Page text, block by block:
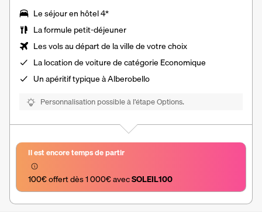
Le séjour en hôtel 4*
La formule petit-déjeuner
Les vols au départ de la ville de votre choix
Lalocation de voiturede catégorie Economique
Un apéritif typique à Alberobello
Personnalisation possible à l’étape Options.
Il est encore temps de partir
100€ offert dès 1 000€ avec SOLEIL100